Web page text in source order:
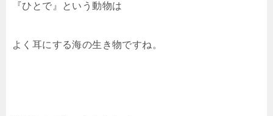
『ひとで』という動物は
よく耳にする海の生き物ですね。